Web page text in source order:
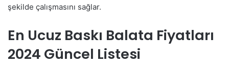
şekilde çalışmasını sağlar.
En Ucuz Baskı Balata Fiyatları
2024 Güncel Listesi